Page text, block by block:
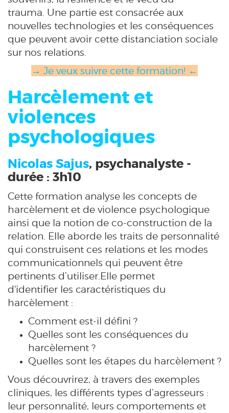
trauma. Une partie est consacrée aux
nouvelles technologies et les conséquences
que peuvent avoir cette distanciation sociale
sur nos relations.
→ Je veux suivre cette formation! ←
Harcèlement et
violences
psychologiques
Nicolas Sajus, psychanalyste -
durée : 3h10
Cette formation analyse les concepts de
harcèlement et de violence psychologique
ainsi que la notion de co-construction de la
relation. Elle aborde les traits de personnalité
qui construisent ces relations et les modes
communicationnels qui peuvent être
pertinents d’utiliser.Elle permet
d'identifier les caractéristiques du
harcèlement :
Comment est-il défini ?
Quelles sont les conséquences du
harcèlement ?
Quelles sont les étapes du harcèlement ?
Vous découvrirez, à travers des exemples
cliniques, les différents types d’agresseurs :
leur personnalité, leurs comportements et